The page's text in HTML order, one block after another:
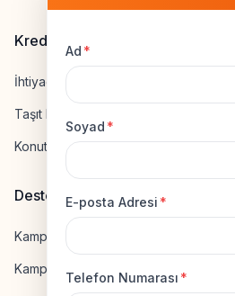
Ad *
Soyad *
E-posta Adresi *
Telefon Numarası *
Kredi Hesapla
İhtiyaç Kredisi Hesapla
Taşıt Kredisi Hesapla
Konut Kredisi Hesapla
Destek
Kampanya Gönderme
Kampanyaya Katılma